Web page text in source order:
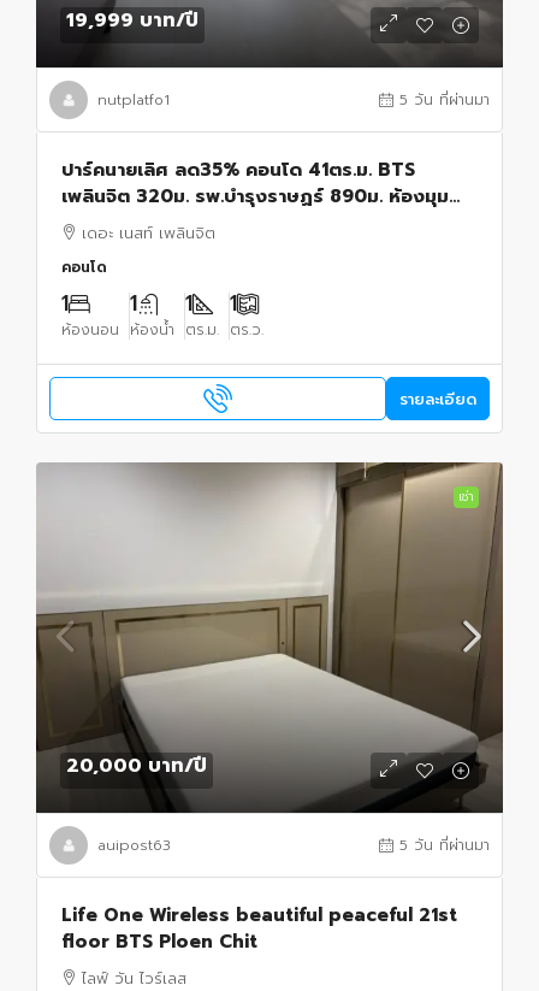
19,999 บาท/ปี
nutplatfo1 5 วัน ที่ผ่านมา
ปาร์คนายเลิศ ลด35% คอนโด 41ตร.ม. BTS
เพลินจิต 320ม. รพ.บำรุงราษฏร์ 890ม. ห้องมุม
ชั้น2 The Nest Ploenchit 1นอน 1น้ำ
เดอะ เนสท์ เพลินจิต
คอนโด
1
ห้องนอน
1
ห้องน้ำ
1
ตร.ม.
1
ตร.ว.
รายละเอียด
เช่า
20,000 บาท/ปี
auipost63 5 วัน ที่ผ่านมา
Life One Wireless beautiful peaceful 21st
floor BTS Ploen Chit
ไลฟ์ วัน ไวร์เลส